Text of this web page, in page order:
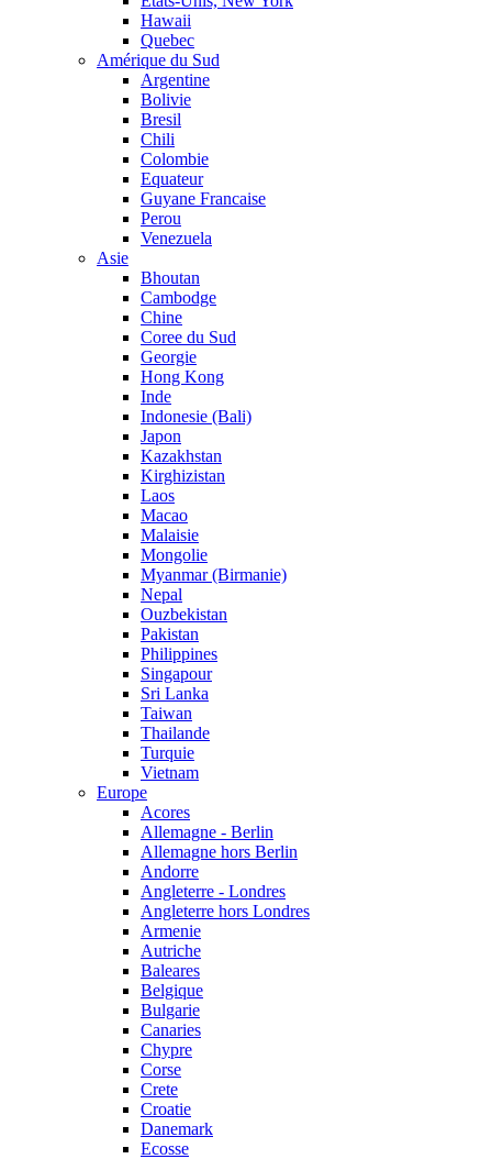
Hawaii
Quebec
Amérique du Sud
Argentine
Bolivie
Bresil
Chili
Colombie
Equateur
Guyane Francaise
Perou
Venezuela
Asie
Bhoutan
Cambodge
Chine
Coree du Sud
Georgie
Hong Kong
Inde
Indonesie (Bali)
Japon
Kazakhstan
Kirghizistan
Laos
Macao
Malaisie
Mongolie
Myanmar (Birmanie)
Nepal
Ouzbekistan
Pakistan
Philippines
Singapour
Sri Lanka
Taiwan
Thailande
Turquie
Vietnam
Europe
Acores
Allemagne - Berlin
Allemagne hors Berlin
Andorre
Angleterre - Londres
Angleterre hors Londres
Armenie
Autriche
Baleares
Belgique
Bulgarie
Canaries
Chypre
Corse
Crete
Croatie
Danemark
Ecosse